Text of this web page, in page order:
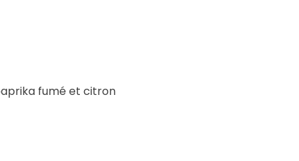
fumé et citron